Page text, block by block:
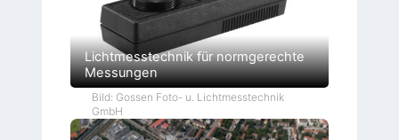
Lichtmesstechnik für normgerechte
Messungen
Bild: Gossen Foto- u. Lichtmesstechnik
GmbH